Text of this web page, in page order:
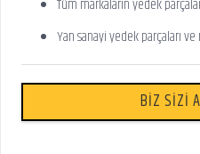
Tüm markaların yedek
Yan sanayi yedek parçaları
BİZ SİZİ